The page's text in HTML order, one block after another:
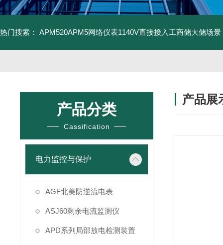
热门搜索： APM520APM5网络仪表1140V直接接入工商储大储场景
产品分类
Cassification
电力监控与保护
AGF北美防逆流电表
ASJ60剩余电流监测仪
APD系列局部放电检测装置
产品展